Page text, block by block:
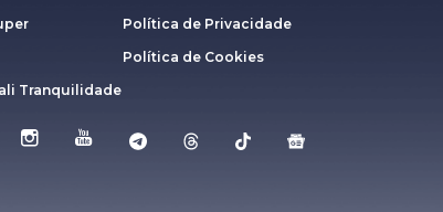
Tranquilidade
Política de Privacidade
Política de Cookies